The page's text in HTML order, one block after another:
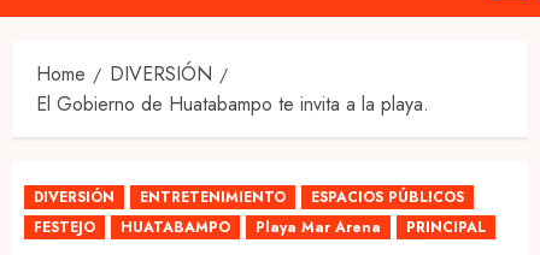
Menu
Home
DIVERSIÓN
El Gobierno de Huatabampo te invita a la playa.
DIVERSIÓN ENTRETENIMIENTO
ESPACIOS PÚBLICOS
FESTEJO
HUATABAMPO Playa Mar Arena PRINCIPAL